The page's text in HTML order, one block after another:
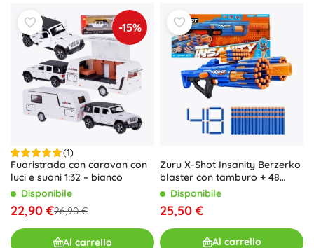
-15%
(1)
Fuoristrada con caravan con
luci e suoni 1:32 – bianco
Disponibile
22,90 €26,90 €
Al carrello
Zuru X-Shot Insanity Berzerko
blaster con tamburo + 48
dardi in foam
Disponibile
25,50 €
Al carrello